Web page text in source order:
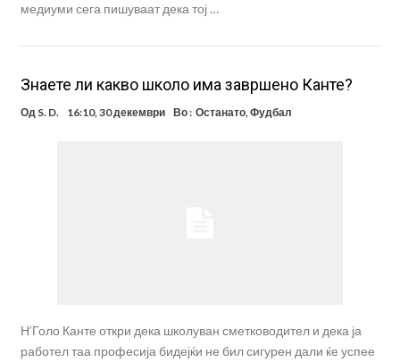
медиуми сега пишуваат дека тој …
Знаете ли какво школо има завршено Канте?
Од S. D. 16:10, 30 декември Во : Останато,Фудбал
Н’Голо Канте откри дека школуван сметководител и дека ја
работел таа професија бидејќи не бил сигурен дали ќе успее